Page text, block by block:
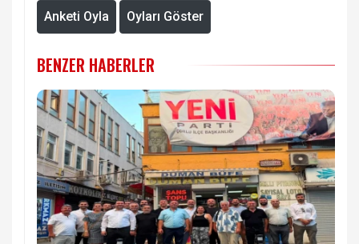
Anketi Oyla Oyları Göster
BENZER HABERLER